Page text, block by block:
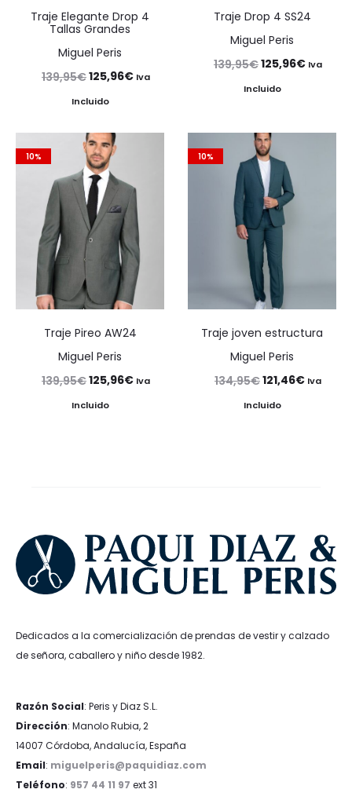
Traje Elegante Drop 4
Tallas Grandes
Miguel Peris
139,95€El
precio
era:
139,95€.
125,96€ElIva
Incluido
Traje Drop 4 SS24
Miguel Peris
139,95€El
precio
era:
139,95€.
125,96€El
es:
Iva
Incluido
10%
Traje Pireo AW24
Miguel Peris
139,95€El
precio
125,96€ElIva
Incluido
10%
Traje joven estructura
Miguel Peris
134,95€El
precio
121,46€ElIva
Incluido
Dedicados a la comercialización de prendas de vestir y calzado
de señora, caballero y niño desde 1982.
Razón Social: Peris y Diaz S.L.
Dirección: Manolo Rubia, 2
14007 Córdoba, Andalucía, España
Email: miguelperis@paquidiaz.com
Teléfono: 957 44 11 97 ext 31